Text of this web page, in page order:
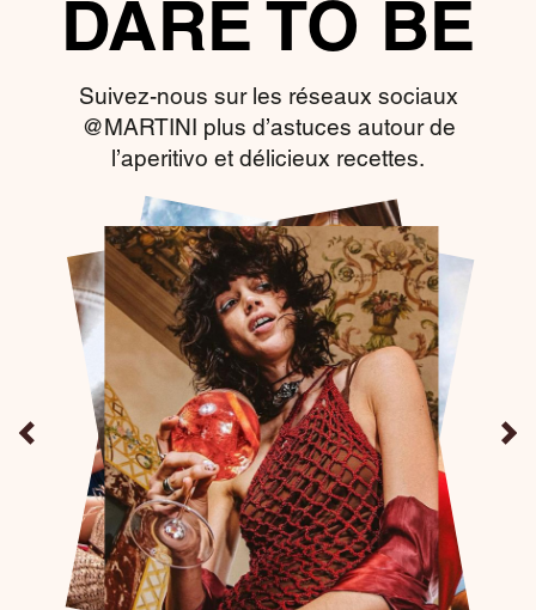
DARE TO BE
Suivez-nous sur les réseaux sociaux
@MARTINI plus d’astuces autour de
l’aperitivo et délicieux recettes.